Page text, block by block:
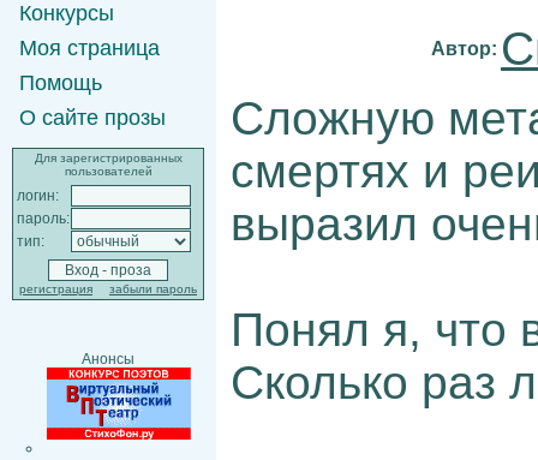
Конкурсы
Моя страница
Помощь
О сайте прозы
Для зарегистрированных
пользователей
логин:
пароль:
тип:
регистрация забыли пароль
Анонсы
Автор:
Сложную
смертях и
выразил
Понял я, что
Сколько раз